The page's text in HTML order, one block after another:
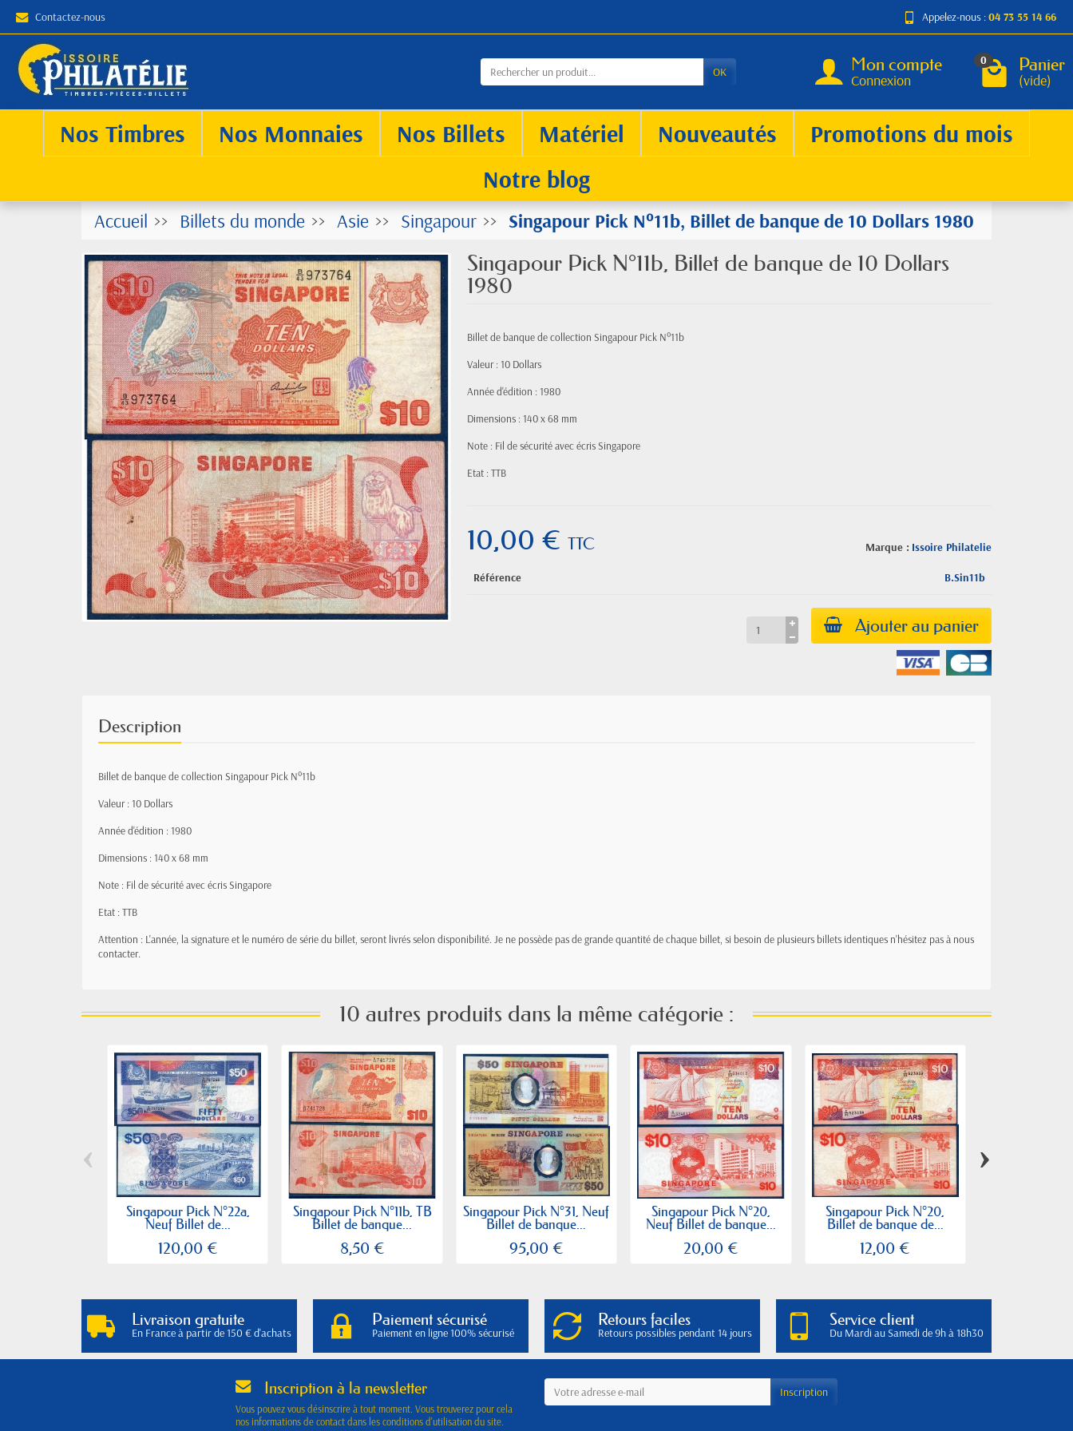
Contactez-nous Appelez-nous :04 73 55 14 66
OK Mon compte
Connexion
0 Panier
(vide)
Nos Timbres Nos Monnaies Nos Billets Matériel Nouveautés
Promotions du mois
Notre blog
Accueil Billets du monde Asie Singapour Singapour Pick N°11b, Billet de banque de 10 Dollars 1980
Singapour Pick N°11b, Billet de banque de 10 Dollars
1980
Billet de banque de collection Singapour Pick N°11b
Valeur : 10 Dollars
Année d'édition : 1980
Dimensions : 140 x 68 mm
Note : Fil de sécurité avec écris Singapore
Etat : TTB
Marque : Issoire Philatelie
10,00 €TTC
Référence B.Sin11b
Ajouter au panier
Description
Billet de banque de collection Singapour Pick N°11b
Valeur : 10 Dollars
Année d'édition : 1980
Dimensions : 140 x 68 mm
Note : Fil de sécurité avec écris Singapore
Etat : TTB
Attention : L'année, la signature et le numéro de série du billet, seront livrés selon disponibilité. Je ne possède pas de grande quantité de chaque billet, si besoin de plusieurs billets identiques n'hésitez pas à nous
contacter.
10 autres produits dans la même catégorie :
Singapour Pick N°22a,
Neuf Billet de...
120,00 €
Singapour Pick N°11b, TB
Billet de banque...
8,50 €
Singapour Pick N°31, Neuf
Billet de banque...
95,00 €
Singapour Pick N°20,
Neuf Billet de banque...
20,00 €
Singapour Pick N°20,
Billet de banque de...
12,00 €
‹ ›
Livraison gratuite
En France à partir de 150 € d'achats
Paiement sécurisé
Paiement en ligne 100% sécurisé
Retours faciles
Retours possibles pendant 14 jours
Service client
Du Mardi au Samedi de 9h à 18h30
Inscription à la newsletter
Vous pouvez vous désinscrire à tout moment. Vous trouverez pour cela
nos informations de contact dans les conditions d'utilisation du site.